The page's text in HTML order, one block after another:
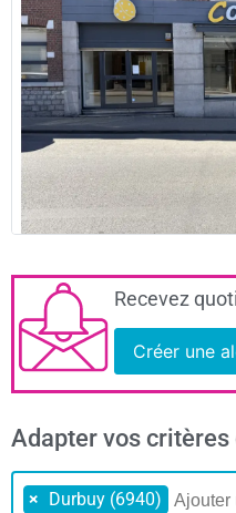
Recevez
Créer une
Adapter vos critères
× Durbuy (6940)